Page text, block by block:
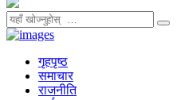
गृहपृष्ठ
समाचार
राजनीति